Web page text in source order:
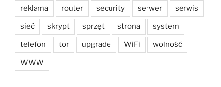
reklama router security serwer serwis
sieć skrypt sprzęt strona system
telefon tor upgrade WiFi wolność
WWW